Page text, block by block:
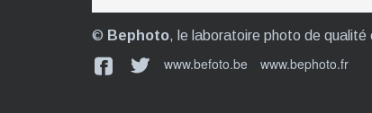
© Bephoto, le laboratoire photo de qualité
www.befoto.be www.bephoto.fr